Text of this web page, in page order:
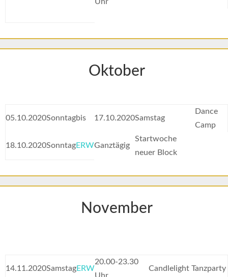
Oktober
05.10.2020Sonntagbis 17.10.2020Samstag
Dance
Camp
18.10.2020SonntagERWGanztägig
Startwoche
neuer Block
November
14.11.2020SamstagERW
20.00-23.30
Candlelight Tanzparty